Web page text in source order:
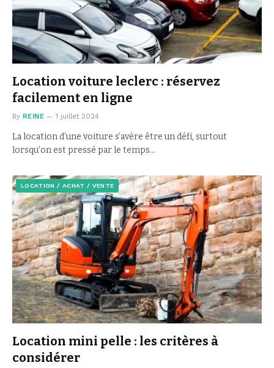
Location voiture leclerc : réservez
facilement en ligne
By REINE 1 juillet 2024
La location d’une voiture s’avère être un défi, surtout
lorsqu’on est pressé par le temps…
LOCATION / ACHAT / VENTE
Location mini pelle : les critères à
considérer